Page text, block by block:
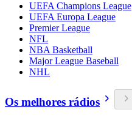
UEFA Champions League
UEFA Europa League
Premier League
NFL
NBA Basketball
Major League Baseball
NHL
Os melhores rádios